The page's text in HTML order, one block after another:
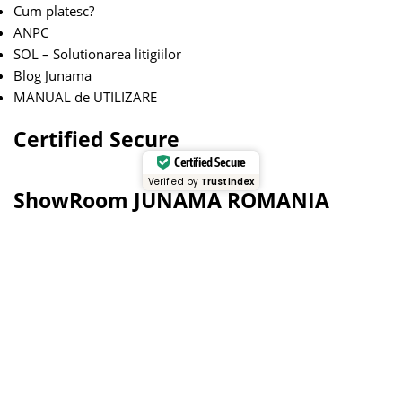
Cum platesc?
ANPC
SOL – Solutionarea litigiilor
Blog Junama
MANUAL de UTILIZARE
Certified Secure
Certified Secure
Verified by Trustindex
ShowRoom JUNAMA ROMANIA